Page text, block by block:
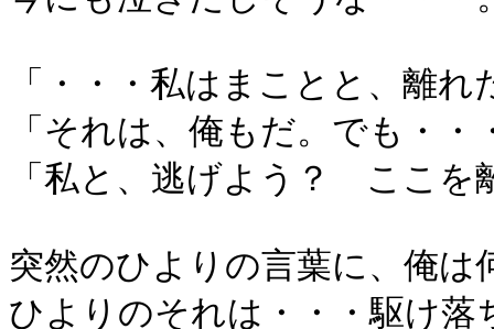
「・・・私はまことと、離れ
「それは、俺もだ。でも・・
「私と、逃げよう？ ここを
突然のひよりの言葉に、俺は
ひよりのそれは・・・駆け